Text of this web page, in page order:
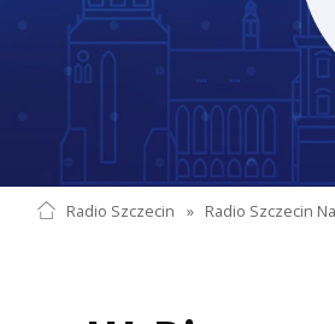
Radio Szczecin » Radio Szczecin